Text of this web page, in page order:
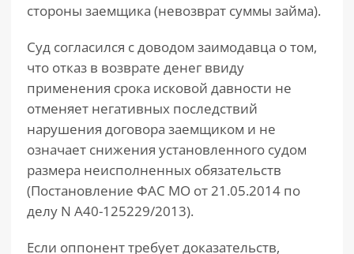
стороны заемщика (невозврат суммы займа).
Суд согласился с доводом заимодавца о том,
что отказ в возврате денег ввиду
применения срока исковой давности не
отменяет негативных последствий
нарушения договора заемщиком и не
означает снижения установленного судом
размера неисполненных обязательств
(Постановление ФАС МО от 21.05.2014 по
делу N А40-125229/2013).
Если оппонент требует доказательств,